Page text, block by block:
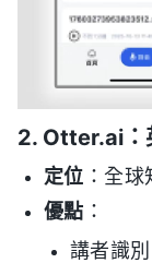
2. Otter.ai：
定位 ：全
優點 ：
講者識